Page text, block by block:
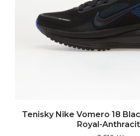
Tenisky Nike Vomero 18
Royal-